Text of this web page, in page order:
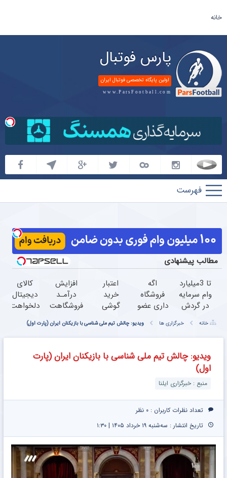
خانه
پارس فوتبال
اولین پایگاه تخصصی فوتبال ایران
www.ParsFootball.com
پارس
فوتبال
مطالب پیشنهادی
تا 3میلیارد
وام سرمایه
در گردش
=>
فروشگاهت
کن
اگه
فروشگاه
داری عضو
دیجی پی
شو 3
میلیارد وام
بگیر
اعتبار
خرید
گوشی
همین
حالا
درخواست
اعتبار بده
افزایش
درآمـد
فروشگاهت
کن
کالای
دیجیتال
دلخواهت
رو قسطی
بخر
درخواست
خانه خبرگزاری ها ویدیو: چالش تیم ملی شناسی با بازیکنان ایران (پارت اول)
ویدیو: چالش تیم ملی شناسی با بازیکنان ایران (پارت
اول)
منبع : خبرگزاری ایلنا
تعداد نظرات کاربران : ۰ نظر
تاریخ انتشار : سه‌شنبه ۱۹ خرداد ۱۴۰۵ | ۱:۳۰